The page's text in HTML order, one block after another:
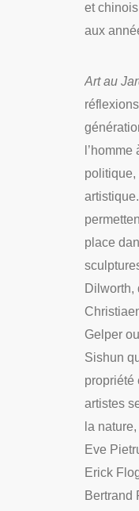
et
aux
Art au
politique,
place
Dilworth,
Gelper
Sishun
propriété
artistes
la
Eve
Erick
Bertrand